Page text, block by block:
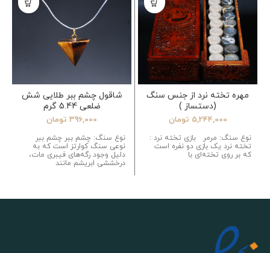
مهره تخته نرد از جنس سنگ
(دستساز )
5,244,000 تومان
نوع سنگ: مرمر بازی تخته نرد :
تخته نرد یک بازی دو نفره است
که بر روی تخته‌ای با
شاقول چشم ببر طلایی شش
ضلعی 5.44 گرم
396,000 تومان
نوع سنگ: چشم ببر چشم ببر
نوعی سنگ کوارتز است که به
دلیل وجود رگه‌های فیبری مات،
درخششی ابریشم مانند